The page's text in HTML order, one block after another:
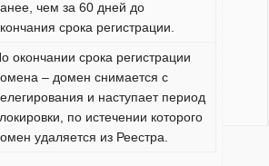
чем за 60 дней до
срока регистрации.
окончании срока регистрации
– домен снимается с
и наступает период
по истечении которого
удаляется из Реестра.